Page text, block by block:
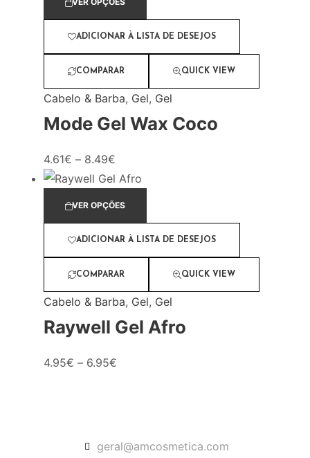
ADICIONAR À LISTA DE DESEJOS
COMPARAR QUICK VIEW
Cabelo & Barba, Gel, Gel
Mode Gel Wax Coco
4.61€ – 8.49€
VER OPÇÕES
ADICIONAR À LISTA DE DESEJOS
COMPARAR QUICK VIEW
Cabelo & Barba, Gel, Gel
Raywell Gel Afro
4.95€ – 6.95€
geral@amcosmetica.com